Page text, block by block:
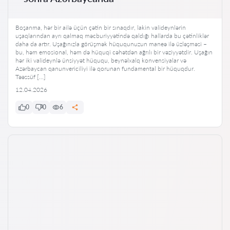
Boşanma, hər bir ailə üçün çətin bir sınaqdır, lakin valideynlərin
uşaqlarından ayrı qalmaq məcburiyyətində qaldığı hallarda bu çətinliklər
daha da artır. Uşağınızla görüşmək hüququnuzun maneə ilə üzləşməsi –
bu, həm emosional, həm də hüquqi cəhətdən ağrılı bir vəziyyətdir. Uşağın
hər iki valideynlə ünsiyyət hüququ, beynəlxalq konvensiyalar və
Azərbaycan qanunvericiliyi ilə qorunan fundamental bir hüquqdur.
Təəssüf […]
12.04.2026
0 0 6